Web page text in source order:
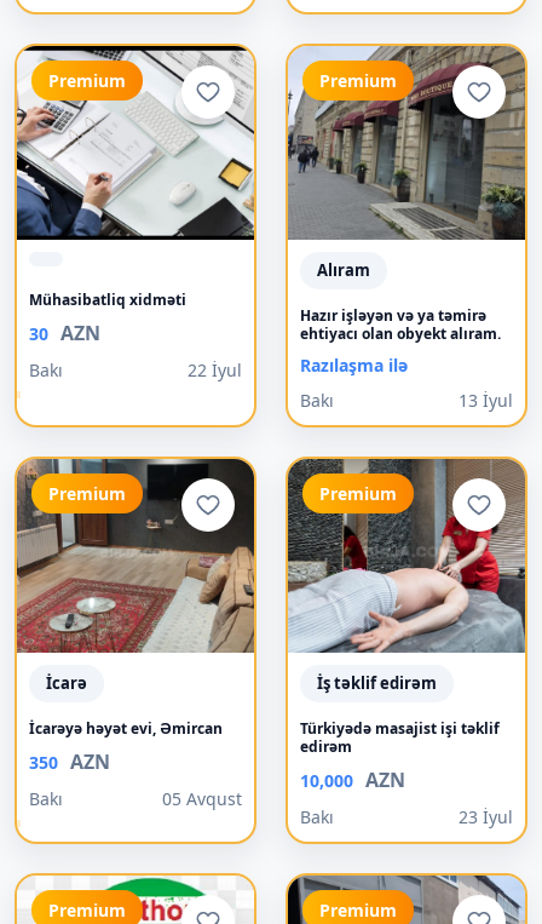
Premium
Mühasibatliq xidməti
30 AZN
Bakı 22 İyul
Premium
Alıram
Hazır işləyən və ya təmirə
ehtiyacı olan obyekt alıram.
Razılaşma ilə
Bakı
13 İyul
Premium
İcarə
İcarəyə həyət evi, Əmircan
350 AZN
Bakı 05 Avqust
Premium
İş təklif edirəm
Türkiyədə masajist işi təklif
edirəm
10,000 AZN
Bakı 23 İyul
Premium Premium